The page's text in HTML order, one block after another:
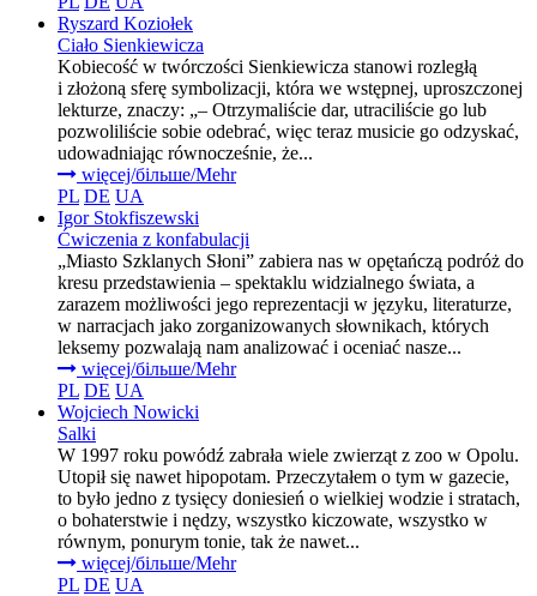
Ryszard Koziołek
Ciało Sienkiewicza
Kobiecość w twórczości Sienkiewicza stanowi rozległą
i złożoną sferę symbolizacji, która we wstępnej, uproszczonej
lekturze, znaczy: „– Otrzymaliście dar, utraciliście go lub
pozwoliliście sobie odebrać, więc teraz musicie go odzyskać,
udowadniając równocześnie, że...
więcej/більше/Mehr
PL DE UA
Igor Stokfiszewski
Ćwiczenia z konfabulacji
„Miasto Szklanych Słoni” zabiera nas w opętańczą podróż do
kresu przedstawienia – spektaklu widzialnego świata, a
zarazem możliwości jego reprezentacji w języku, literaturze,
w narracjach jako zorganizowanych słownikach, których
leksemy pozwalają nam analizować i oceniać nasze...
więcej/більше/Mehr
PL DE UA
Wojciech Nowicki
Salki
W 1997 roku powódź zabrała wiele zwierząt z zoo w Opolu.
Utopił się nawet hipopotam. Przeczytałem o tym w gazecie,
to było jedno z tysięcy doniesień o wielkiej wodzie i stratach,
o bohaterstwie i nędzy, wszystko kiczowate, wszystko w
równym, ponurym tonie, tak że nawet...
więcej/більше/Mehr
PL DE UA